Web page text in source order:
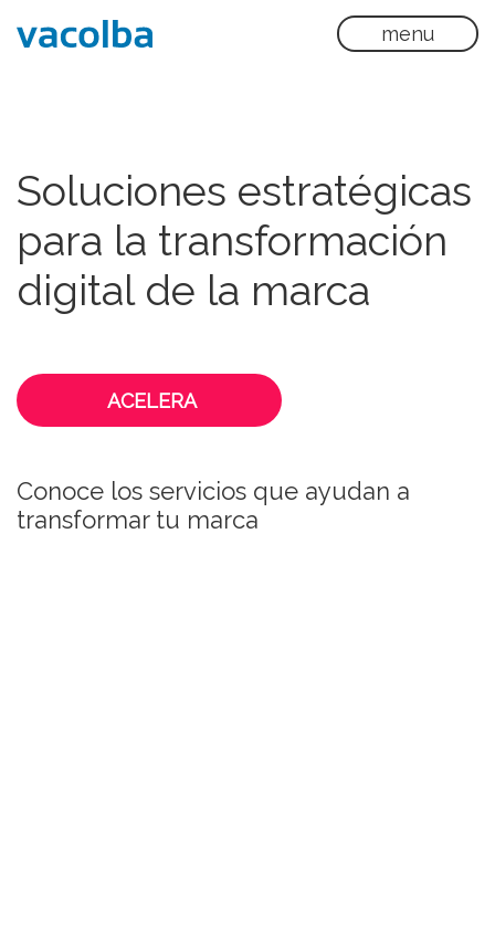
menu
Soluciones estratégicas
para la transformación
digital de la marca
ACELERA
Conoce los servicios que ayudan a
transformar tu marca